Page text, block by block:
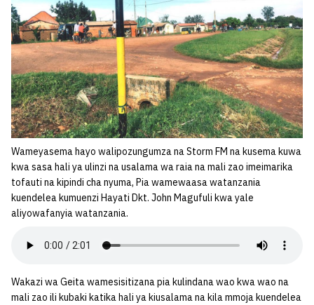
Wameyasema hayo walipozungumza na Storm FM na kusema kuwa
kwa sasa hali ya ulinzi na usalama wa raia na mali zao imeimarika
tofauti na kipindi cha nyuma, Pia wamewaasa watanzania
kuendelea kumuenzi Hayati Dkt. John Magufuli kwa yale
aliyowafanyia watanzania.
Wakazi wa Geita wamesisitizana pia kulindana wao kwa wao na
mali zao ili kubaki katika hali ya kiusalama na kila mmoja kuendelea